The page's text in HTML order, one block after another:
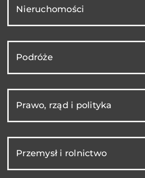
Nieruchomości
Podróże
Prawo, rząd i polityka
Przemysł i rolnictwo